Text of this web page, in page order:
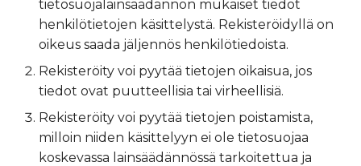
tietosuojalainsäädännön mukaiset tiedot
henkilötietojen käsittelystä. Rekisteröidyllä on
oikeus saada jäljennös henkilötiedoista.
Rekisteröity voi pyytää tietojen oikaisua, jos
tiedot ovat puutteellisia tai virheellisiä.
Rekisteröity voi pyytää tietojen poistamista,
milloin niiden käsittelyyn ei ole tietosuojaa
koskevassa lainsäädännössä tarkoitettua ja